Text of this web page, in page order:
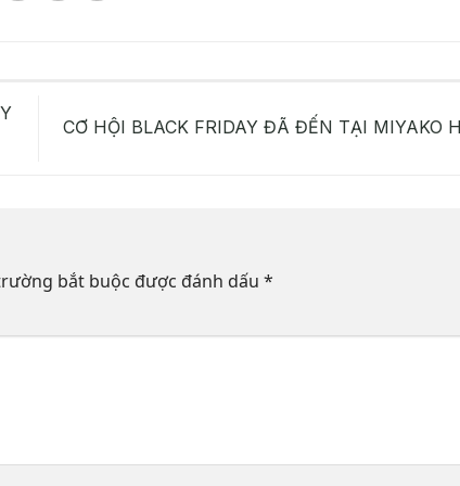
CƠ HỘI BLACK FRIDAY ĐÃ ĐẾN TẠI MIYAKO
bắt buộc được đánh dấu *